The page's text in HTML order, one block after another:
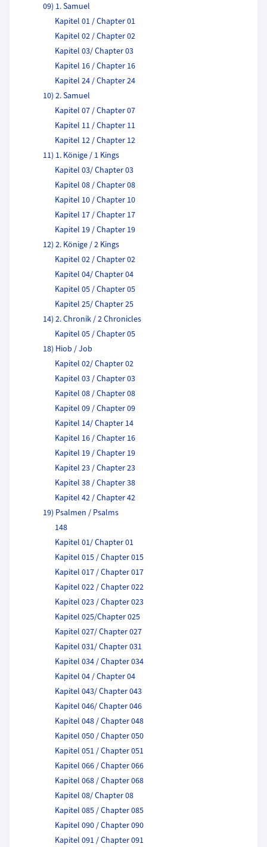
09) 1. Samuel
Kapitel 01 / Chapter 01
Kapitel 02 / Chapter 02
Kapitel 03/ Chapter 03
Kapitel 16 / Chapter 16
Kapitel 24 / Chapter 24
10) 2. Samuel
Kapitel 07 / Chapter 07
Kapitel 11 / Chapter 11
Kapitel 12 / Chapter 12
11) 1. Könige / 1 Kings
Kapitel 03/ Chapter 03
Kapitel 08 / Chapter 08
Kapitel 10 / Chapter 10
Kapitel 17 / Chapter 17
Kapitel 19 / Chapter 19
12) 2. Könige / 2 Kings
Kapitel 02 / Chapter 02
Kapitel 04/ Chapter 04
Kapitel 05 / Chapter 05
Kapitel 25/ Chapter 25
14) 2. Chronik / 2 Chronicles
Kapitel 05 / Chapter 05
18) Hiob / Job
Kapitel 02/ Chapter 02
Kapitel 03 / Chapter 03
Kapitel 08 / Chapter 08
Kapitel 09 / Chapter 09
Kapitel 14/ Chapter 14
Kapitel 16 / Chapter 16
Kapitel 19 / Chapter 19
Kapitel 23 / Chapter 23
Kapitel 38 / Chapter 38
Kapitel 42 / Chapter 42
19) Psalmen / Psalms
148
Kapitel 01/ Chapter 01
Kapitel 015 / Chapter 015
Kapitel 017 / Chapter 017
Kapitel 022 / Chapter 022
Kapitel 023 / Chapter 023
Kapitel 025/Chapter 025
Kapitel 027/ Chapter 027
Kapitel 031/ Chapter 031
Kapitel 034 / Chapter 034
Kapitel 04 / Chapter 04
Kapitel 043/ Chapter 043
Kapitel 046/ Chapter 046
Kapitel 048 / Chapter 048
Kapitel 050 / Chapter 050
Kapitel 051 / Chapter 051
Kapitel 066 / Chapter 066
Kapitel 068 / Chapter 068
Kapitel 08/ Chapter 08
Kapitel 085 / Chapter 085
Kapitel 090 / Chapter 090
Kapitel 091 / Chapter 091